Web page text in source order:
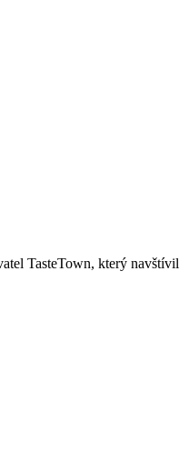
TasteTown, který navštívil